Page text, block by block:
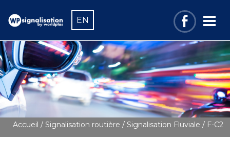
EN
Accueil / Signalisation routière / Signalisation Fluviale / F-C2